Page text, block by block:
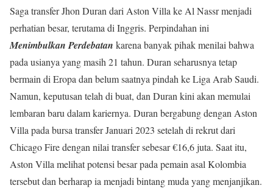
Saga transfer Jhon Duran dari Aston Villa ke Al Nassr menjadi
perhatian besar, terutama di Inggris. Perpindahan ini
Menimbulkan Perdebatan karena banyak pihak menilai bahwa
pada usianya yang masih 21 tahun. Duran seharusnya tetap
bermain di Eropa dan belum saatnya pindah ke Liga Arab Saudi.
Namun, keputusan telah di buat, dan Duran kini akan memulai
lembaran baru dalam kariernya. Duran bergabung dengan Aston
Villa pada bursa transfer Januari 2023 setelah di rekrut dari
Chicago Fire dengan nilai transfer sebesar €16,6 juta. Saat itu,
Aston Villa melihat potensi besar pada pemain asal Kolombia
tersebut dan berharap ia menjadi bintang muda yang menjanjikan.